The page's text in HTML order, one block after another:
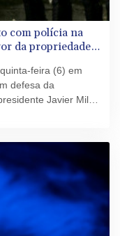
com polícia na
da propriedade
feira (6) em
defesa da
Javier Milei,
com a polícia.